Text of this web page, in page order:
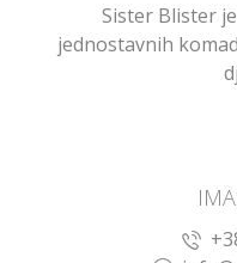
Sister Blister
jednostavnih